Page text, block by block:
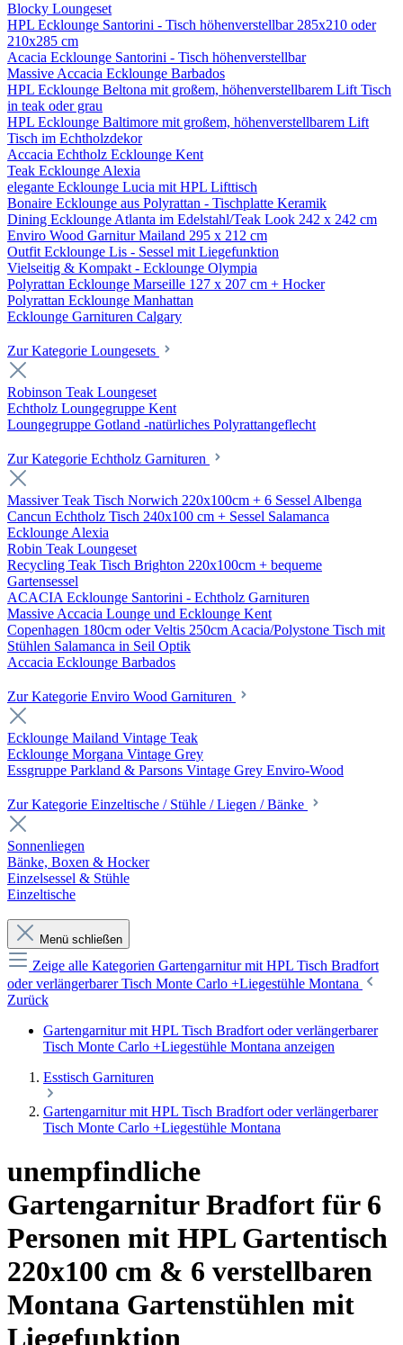
Blocky Loungeset
HPL Ecklounge Santorini - Tisch höhenverstellbar 285x210 oder
210x285 cm
Acacia Ecklounge Santorini - Tisch höhenverstellbar
Massive Accacia Ecklounge Barbados
HPL Ecklounge Beltona mit großem, höhenverstellbarem Lift Tisch
in teak oder grau
HPL Ecklounge Baltimore mit großem, höhenverstellbarem Lift
Tisch im Echtholzdekor
Accacia Echtholz Ecklounge Kent
Teak Ecklounge Alexia
elegante Ecklounge Lucia mit HPL Lifttisch
Bonaire Ecklounge aus Polyrattan - Tischplatte Keramik
Dining Ecklounge Atlanta im Edelstahl/Teak Look 242 x 242 cm
Enviro Wood Garnitur Mailand 295 x 212 cm
Outfit Ecklounge Lis - Sessel mit Liegefunktion
Vielseitig & Kompakt - Ecklounge Olympia
Polyrattan Ecklounge Marseille 127 x 207 cm + Hocker
Polyrattan Ecklounge Manhattan
Ecklounge Garnituren Calgary
Zur Kategorie Loungesets
Robinson Teak Loungeset
Echtholz Loungegruppe Kent
Loungegruppe Gotland -natürliches Polyrattangeflecht
Zur Kategorie Echtholz Garnituren
Massiver Teak Tisch Norwich 220x100cm + 6 Sessel Albenga
Cancun Echtholz Tisch 240x100 cm + Sessel Salamanca
Ecklounge Alexia
Robin Teak Loungeset
Recycling Teak Tisch Brighton 220x100cm + bequeme
Gartensessel
ACACIA Ecklounge Santorini - Echtholz Garnituren
Massive Accacia Lounge und Ecklounge Kent
Copenhagen 180cm oder Veltis 250cm Acacia/Polystone Tisch mit
Stühlen Salamanca in Seil Optik
Accacia Ecklounge Barbados
Zur Kategorie Enviro Wood Garnituren
Ecklounge Mailand Vintage Teak
Ecklounge Morgana Vintage Grey
Essgruppe Parkland & Parsons Vintage Grey Enviro-Wood
Zur Kategorie Einzeltische / Stühle / Liegen / Bänke
Sonnenliegen
Bänke, Boxen & Hocker
Einzelsessel & Stühle
Einzeltische
Menü schließen
Zeige alle Kategorien Gartengarnitur mit HPL Tisch Bradfort
oder verlängerbarer Tisch Monte Carlo +Liegestühle Montana
Zurück
Gartengarnitur mit HPL Tisch Bradfort oder verlängerbarer
Tisch Monte Carlo +Liegestühle Montana anzeigen
Esstisch Garnituren
Gartengarnitur mit HPL Tisch Bradfort oder verlängerbarer
Tisch Monte Carlo +Liegestühle Montana
unempfindliche
Gartengarnitur Bradfort für 6
Personen mit HPL Gartentisch
220x100 cm & 6 verstellbaren
Montana Gartenstühlen mit
Liegefunktion